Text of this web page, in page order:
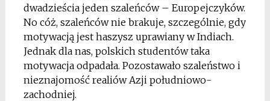
dwadzieścia jeden szaleńców – Europejczyków.
No cóż, szaleńców nie brakuje, szczególnie, gdy
motywacją jest haszysz uprawiany w Indiach.
Jednak dla nas, polskich studentów taka
motywacja odpadała. Pozostawało szaleństwo i
nieznajomość realiów Azji południowo-
zachodniej.